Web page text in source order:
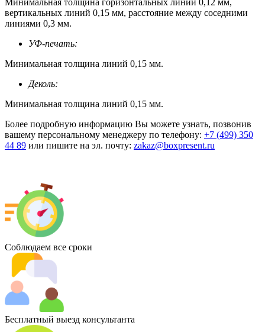
Минимальная толщина горизонтальных линий 0,12 мм,
вертикальных линий 0,15 мм, расстояние между соседними
линиями 0,3 мм.
УФ-печать:
Минимальная толщина линий 0,15 мм.
Деколь:
Минимальная толщина линий 0,15 мм.
Более подробную информацию Вы можете узнать, позвонив
вашему персональному менеджеру по телефону: +7 (499) 350
44 89 или пишите на эл. почту: zakaz@boxpresent.ru
Соблюдаем все сроки
Бесплатный выезд консультанта